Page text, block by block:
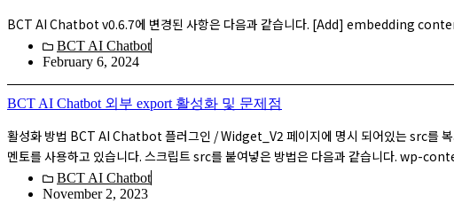
BCT AI Chatbot v0.6.7에 변경된 사항은 다음과 같습니다. [Add] embedding
BCT AI Chatbot
February 6, 2024
BCT AI Chatbot 외부 export 활성화 및 문제점
활성화 방법 BCT AI Chatbot 플러그인 / Widget_V2 페이지에 명시 되어있는 src를
멘토를 사용하고 있습니다. 스크립트 src를 붙여넣은 방법은 다음과 같습니다. wp-
BCT AI Chatbot
November 2, 2023